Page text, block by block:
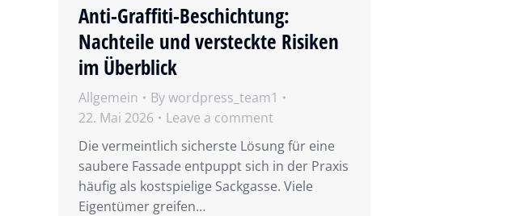
Anti-Graffiti-Beschichtung:
Nachteile und versteckte Risiken
im Überblick
Allgemein Bywordpress_team1
22. Mai 2026
Leave a comment
Die vermeintlich sicherste Lösung für eine
saubere Fassade entpuppt sich in der Praxis
häufig als kostspielige Sackgasse. Viele
Eigentümer greifen…